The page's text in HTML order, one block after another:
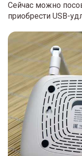
Сейчас можно
приобрести USB-